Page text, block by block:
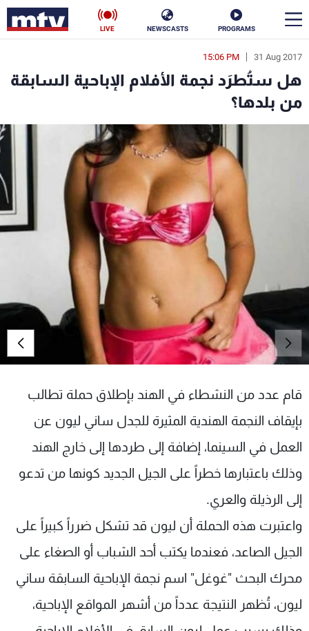
PROGRAMS
NEWSCASTS
LIVE
31 Aug 2017
15:06 PM
هل ستُطرَد نجمة الأفلام الإباحية السابقة
من بلدها؟
قام عدد من النشطاء في الهند بإطلاق حملة تطالب
بإيقاف النجمة الهندية المثيرة للجدل ساني ليون عن
العمل في السينما، إضافة إلى طردها إلى خارج الهند
وذلك باعتبارها خطراً على الجيل الجديد كونها من تدعو
إلى الرذيلة والعري.
واعتبرت هذه الحملة أن ليون قد تشكل ضرراً كبيراً على
الجيل الصاعد، فعندما يكتب أحد الشباب أو الصغاء على
محرك البحث "غوغل" اسم نجمة الإباحية السابقة ساني
ليون، تُظهر النتيجة عدداً من أشهر المواقع الإباحية،
en
الأخبار
سياسة ناس
فن
رياضة
كأس العالم
البرامج
جدول البرامج
شاهد البرامج
الترددات
عن MTV
الإنـتـاج
لاعلاناتكم
وظائف
تواصل معنا
شروط الإسـتخدام
سياسة الخصوصية